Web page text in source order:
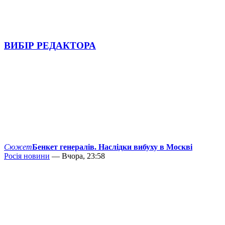
ВИБІР РЕДАКТОРА
СюжетБенкет генералів. Наслідки вибуху в Москві
Росія новини — Вчора, 23:58